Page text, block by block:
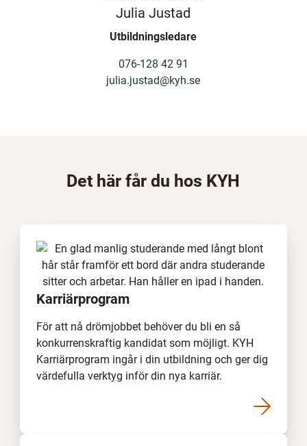
Julia Justad
Utbildningsledare
076-128 42 91
julia.justad@kyh.se
Det här får du hos KYH
Karriärprogram
För att nå drömjobbet behöver du bli en så
konkurrenskraftig kandidat som möjligt. KYH
Karriärprogram ingår i din utbildning och ger dig
värdefulla verktyg inför din nya karriär.